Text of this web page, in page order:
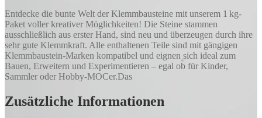
Entdecke die bunte Welt der Klemmbausteine mit unserem 1 kg-
Paket voller kreativer Möglichkeiten! Die Steine stammen
ausschließlich aus erster Hand, sind neu und überzeugen durch ihre
sehr gute Klemmkraft. Alle enthaltenen Teile sind mit gängigen
Klemmbaustein-Marken kompatibel und eignen sich ideal zum
Bauen, Erweitern und Experimentieren – egal ob für Kinder,
Sammler oder Hobby-MOCer.Das
Zusätzliche Informationen